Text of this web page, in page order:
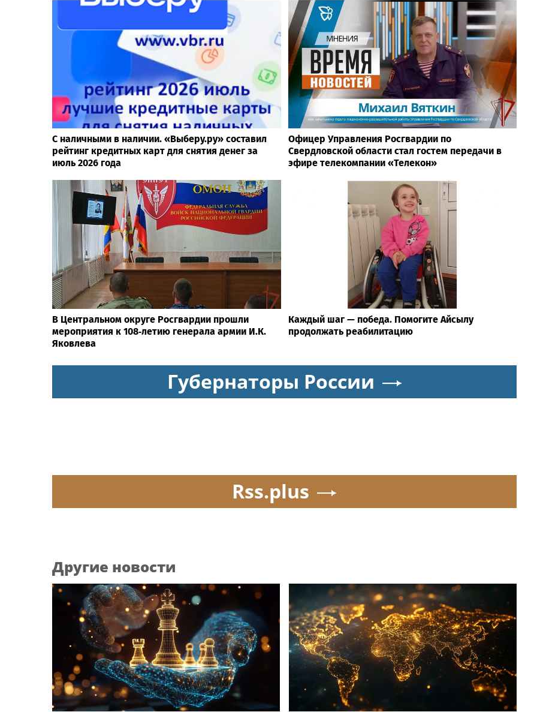
С наличными в наличии. «Выберу.ру» составил
рейтинг кредитных карт для снятия денег за
июль 2026 года
Офицер Управления Росгвардии по
Свердловской области стал гостем передачи в
эфире телекомпании «Телекон»
В Центральном округе Росгвардии прошли
мероприятия к 108‑летию генерала армии И.К.
Яковлева
Каждый шаг — победа. Помогите Айсылу
продолжать реабилитацию
Губернаторы России
Rss.plus
Другие новости